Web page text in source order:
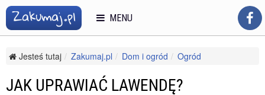
Jesteś tutaj Zakumaj.pl Dom i ogród
Ogród
JAK UPRAWIAĆ LAWENDĘ?
MENU